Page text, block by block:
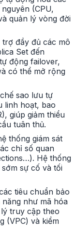
(CPU,
quản lý vòng đời
trợ đầy đủ các mô
Set đến
động failover,
có thể mở rộng
sao lưu tự
linh hoạt, bao
giúp giảm thiểu
tuân thủ.
thống giám sát
chỉ số quan
Hệ thống
sự cố và tối
tiêu chuẩn bảo
như mã hóa
truy cập theo
(VPC) và kiểm